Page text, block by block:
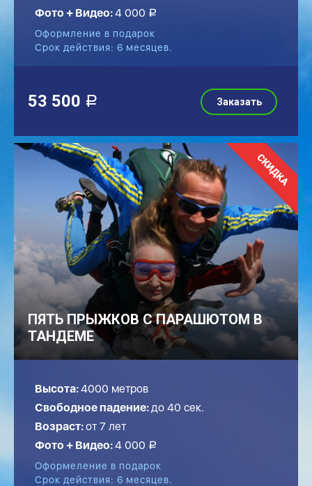
Фото + Видео:4 000 a
Оформление в подарок
Срок действия: 6 месяцев.
53 500 a Заказать
ПЯТЬ ПРЫЖКОВ С ПАРАШЮТОМ В
ТАНДЕМЕ
Высота:4000 метров
Свободное падение: до 40 сек.
Возраст:от 7 лет
Фото + Видео:4 000 a
Оформеление в подарок
Срок действия: 6 месяцев.